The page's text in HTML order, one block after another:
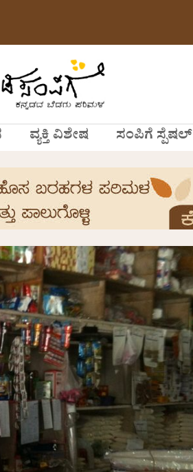
ವ್ಯಕ್ತಿ ವಿಶೇಷ ಸಂಪಿಗೆ ಸ್ಪೆಷಲ್